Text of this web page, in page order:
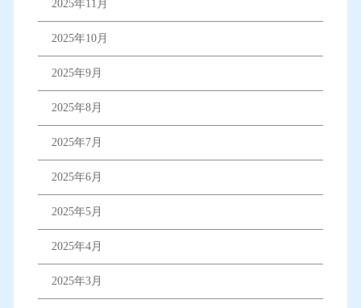
2025年11月
2025年10月
2025年9月
2025年8月
2025年7月
2025年6月
2025年5月
2025年4月
2025年3月